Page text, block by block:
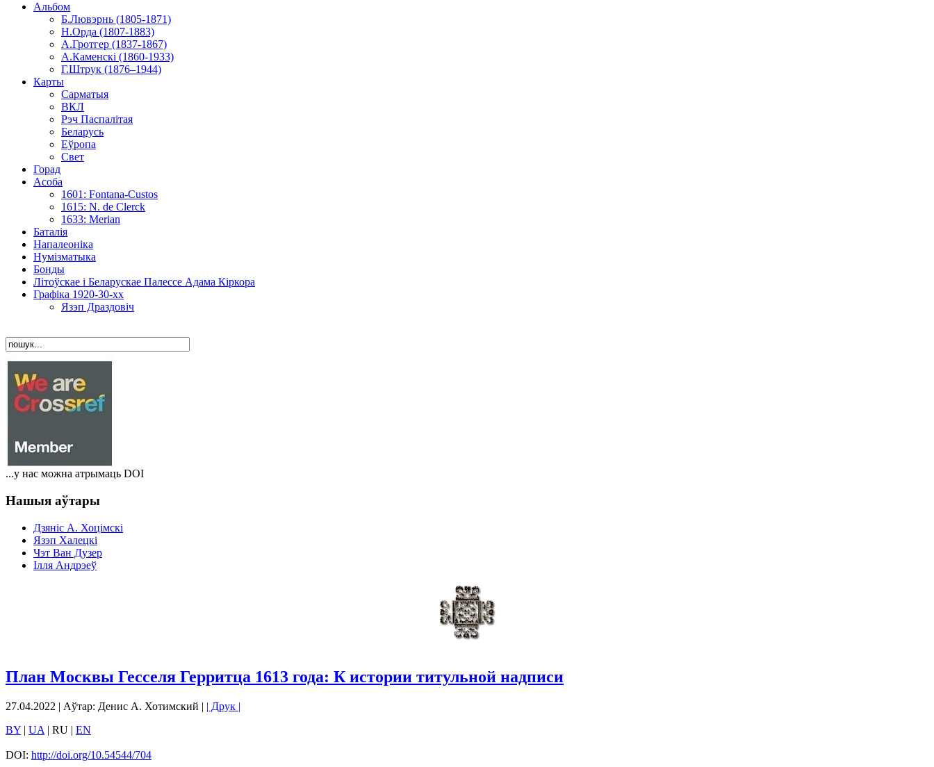
Альбом
Б.Лювэрнь (1805-1871)
Н.Орда (1807-1883)
А.Гротгер (1837-1867)
А.Каменскі (1860-1933)
Г.Штрук (1876–1944)
Карты
Сарматыя
ВКЛ
Рэч Паспалітая
Беларусь
Еўропа
Свет
Горад
Асоба
1601: Fontana-Custos
1615: N. de Clerck
1633: Merian
Баталія
Напалеоніка
Нумізматыка
Бонды
Літоўскае і Беларускае Палессе Адама Кіркора
Графіка 1920-30-хх
Язэп Драздовіч
...у нас можна атрымаць DOI
Нашыя аўтары
Дзяніс A. Хоцімскі
Язэп Халецкі
Чэт Ван Дузер
Ілля Андрэеў
План Москвы Гесселя Герритца 1613 года: К истории титульной надписи
27.04.2022 | Аўтар: Денис А. Хотимский | | Друк |
BY | UA | RU | EN
DOI: http://doi.org/10.54544/704